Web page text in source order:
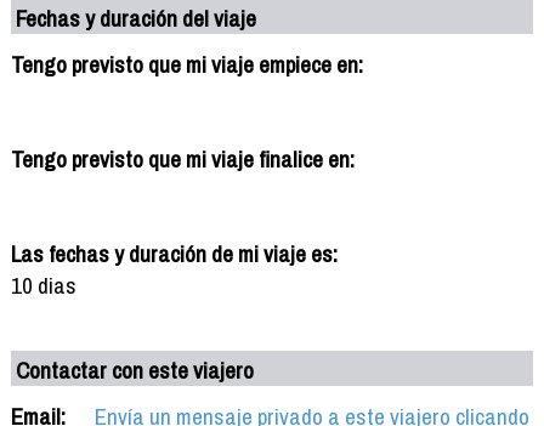
Fechas y duración del viaje
Tengo previsto que mi viaje empiece en:
Tengo previsto que mi viaje finalice en:
Las fechas y duración de mi viaje es:
10 dias
Contactar con este viajero
Email:
Envía un mensaje privado a este viajero clicando